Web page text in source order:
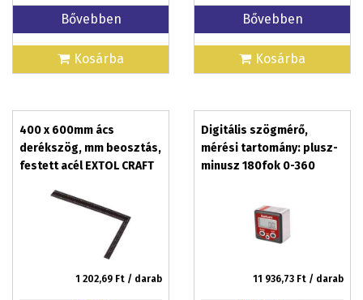
Bővebben
Kosárba
Bővebben
Kosárba
400 x 600mm ács
derékszög, mm beosztás,
festett acél EXTOL CRAFT
1 202,69 Ft / darab
Digitális szögmérő,
mérési tartomány: plusz-
minusz 180fok 0-360
11 936,73 Ft / darab